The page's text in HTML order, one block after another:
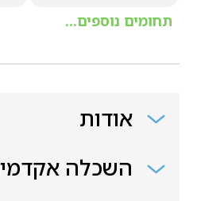
תחומים נוספים...
אודות
השכלה